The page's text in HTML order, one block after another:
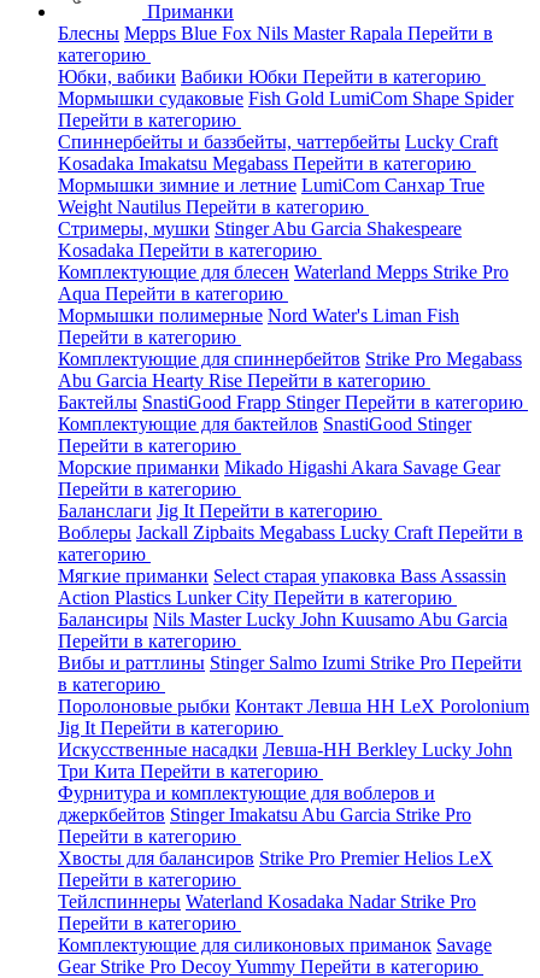
Приманки
Блесны Mepps Blue Fox Nils MasterRapala Перейти в
категорию
Юбки, вабики Вабики Юбки Перейти в категорию
Мормышки судаковые Fish Gold LumiCom Shape Spider
Перейти в категорию
Спиннербейты и баззбейты, чаттербейты Lucky Craft
Kosadaka Imakatsu Megabass Перейти в категорию
Мормышки зимние и летние LumiCom Санхар True
Weight Nautilus Перейти в категорию
Стримеры, мушки StingerAbu Garcia Shakespeare
Kosadaka Перейти в категорию
Комплектующие для блесен Waterland Mepps Strike Pro
Aqua Перейти в категорию
Мормышки полимерные Nord Water's Liman Fish
Перейти в категорию
Комплектующие для спиннербейтов Strike Pro Megabass
Abu Garcia Hearty Rise Перейти в категорию
Бактейлы SnastiGood Frapp StingerПерейти в категорию
Комплектующие для бактейлов SnastiGood Stinger
Перейти в категорию
Морские приманки Mikado Higashi Akara Savage Gear
Перейти в категорию
Баланслаги Jig It Перейти в категорию
Воблеры Jackall Zipbaits Megabass Lucky Craft Перейти в
категорию
Мягкие приманки Select старая упаковка Bass Assassin
Action Plastics Lunker City Перейти в категорию
Балансиры Nils MasterLucky John Kuusamo Abu Garcia
Перейти в категорию
Вибы и раттлины Stinger Salmo Izumi Strike Pro Перейти
в категорию
Поролоновые рыбки Контакт Левша НН LeX Porolonium
Jig It Перейти в категорию
Искусственные насадки Левша-НН Berkley Lucky John
Три Кита Перейти в категорию
Фурнитура и комплектующие для воблеров и
джеркбейтов StingerImakatsu Abu Garcia Strike Pro
Перейти в категорию
Хвосты для балансиров Strike Pro PremierHelios LeX
Перейти в категорию
Тейлспиннеры Waterland Kosadaka Nadar Strike Pro
Перейти в категорию
Комплектующие для силиконовых приманок Savage
Gear Strike Pro DecoyYummy Перейти в категорию